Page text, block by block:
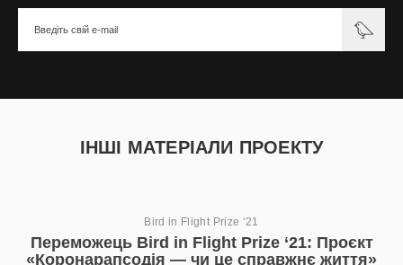
ІНШІ МАТЕРІАЛИ ПРОЕКТУ
Bird in Flight Prize ‘21
Переможець Bird in Flight Prize ‘21: Проєкт
«Коронарапсодія — чи це справжнє життя»